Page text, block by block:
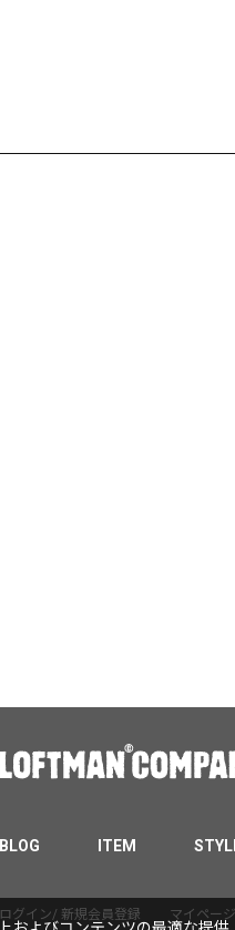
BLOG ITEM
ログイン/ 新規会員登録 マイページ